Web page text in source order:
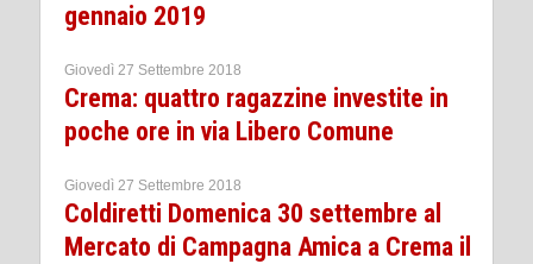
gennaio 2019
Giovedì 27 Settembre 2018
Crema: quattro ragazzine investite in
poche ore in via Libero Comune
Giovedì 27 Settembre 2018
Coldiretti Domenica 30 settembre al
Mercato di Campagna Amica a Crema il